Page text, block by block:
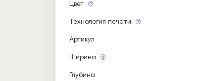
Цвет
Технология печати
Артикул
Ширина
Глубина